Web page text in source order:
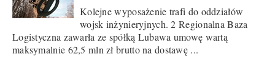
Kolejne wyposażenie trafi do oddziałów
wojsk inżynieryjnych. 2 Regionalna Baza
Logistyczna zawarła ze spółką Lubawa umowę wartą
maksymalnie 62,5 mln zł brutto na dostawę ...